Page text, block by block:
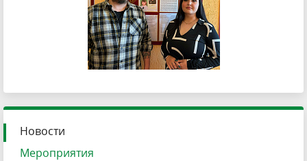
Новости
Мероприятия